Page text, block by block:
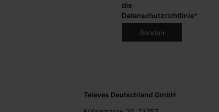
die
Datenschutzrichtlinie*
Televes Deutschland GmbH